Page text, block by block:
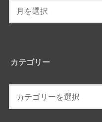
カテゴリー